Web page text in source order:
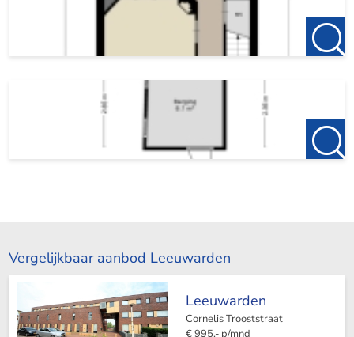
Vergelijkbaar aanbod Leeuwarden
Leeuwarden
Cornelis Trooststraat
€ 995,- p/mnd